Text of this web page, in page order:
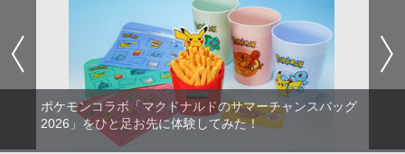
ポケモンコラボ「マクドナルドのサマーチャンスバッグ
2026」をひと足お先に体験してみた！